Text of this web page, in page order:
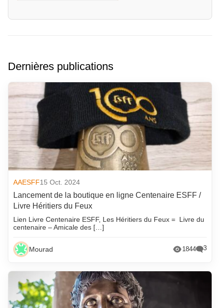
Dernières publications
AAESFF15 Oct. 2024
Lancement de la boutique en ligne Centenaire ESFF /
Livre Héritiers du Feux
Lien Livre Centenaire ESFF, Les Héritiers du Feux = Livre du
centenaire – Amicale des […]
Mourad 1844 3